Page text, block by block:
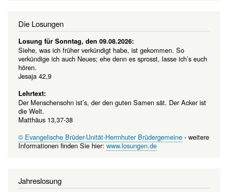
Die Losungen
Losung für Sonntag, den 09.08.2026:
Siehe, was ich früher verkündigt habe, ist gekommen. So
verkündige ich auch Neues; ehe denn es sprosst, lasse ich’s euch
hören.
Jesaja 42,9
Lehrtext:
Der Menschensohn ist’s, der den guten Samen sät. Der Acker ist
die Welt.
Matthäus 13,37-38
© Evangelische Brüder-Unität-Herrnhuter Brüdergemeine - weitere
Informationen finden Sie hier:www.losungen.de
Jahreslosung